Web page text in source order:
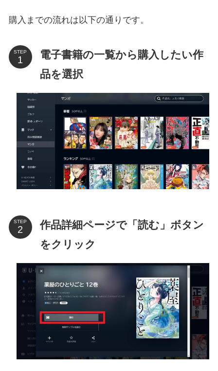
購入までの流れは以下の通りです。
STEP
電子書籍の一覧から購入したい作
品を選択
STEP
作品詳細ページで「読む」ボタン
をクリック